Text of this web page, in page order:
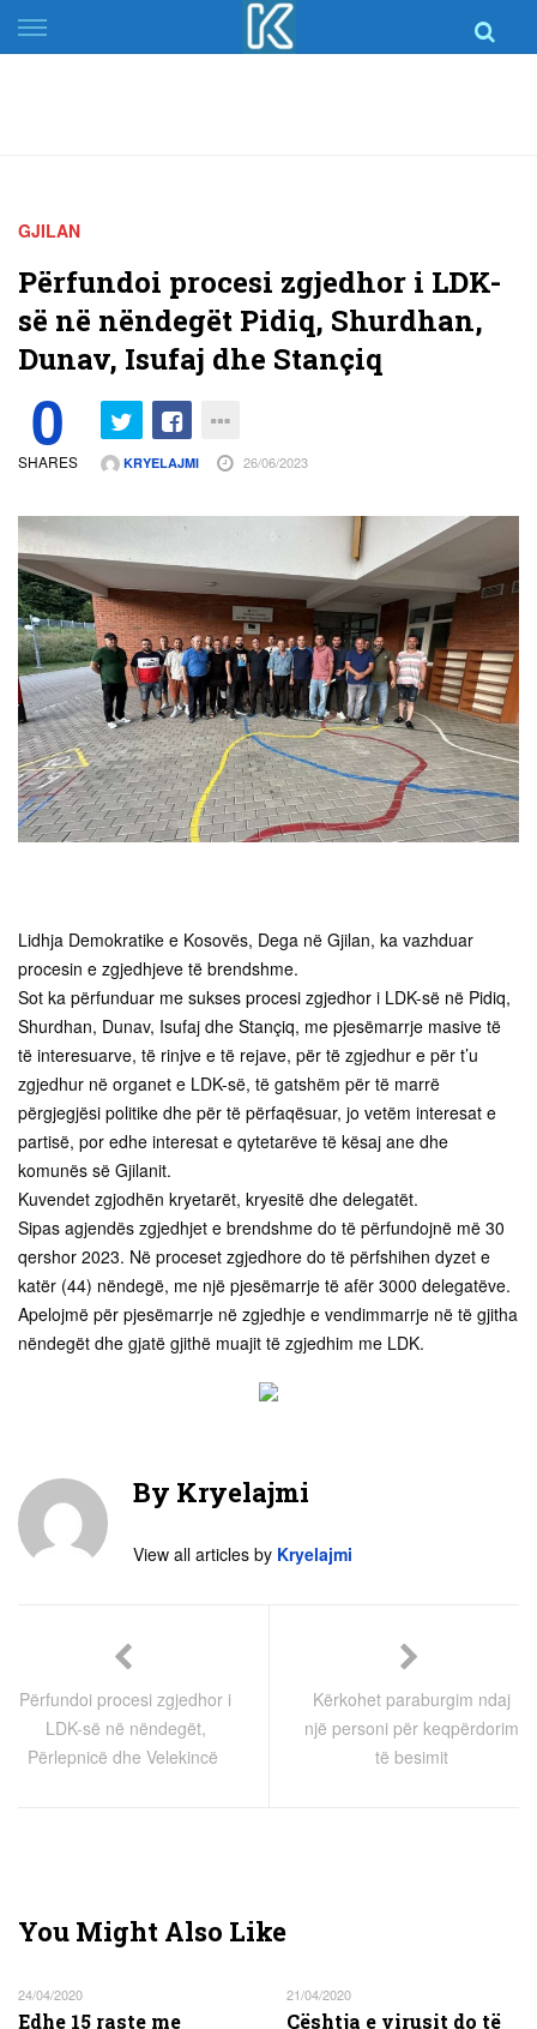
Skip
to
GJILAN
Përfundoi procesi zgjedhor i LDK-
së në nëndegët Pidiq, Shurdhan,
Dunav, Isufaj dhe Stançiq
0
SHARES KRYELAJMI 26/06/2023
Lidhja Demokratike e Kosovës, Dega në Gjilan, ka vazhduar
procesin e zgjedhjeve të brendshme.
Sot ka përfunduar me sukses procesi zgjedhor i LDK-së në Pidiq,
Shurdhan, Dunav, Isufaj dhe Stançiq, me pjesëmarrje masive të
të interesuarve, të rinjve e të rejave, për të zgjedhur e për t’u
zgjedhur në organet e LDK-së, të gatshëm për të marrë
përgjegjësi politike dhe për të përfaqësuar, jo vetëm interesat e
partisë, por edhe interesat e qytetarëve të kësaj ane dhe
komunës së Gjilanit.
Kuvendet zgjodhën kryetarët, kryesitë dhe delegatët.
Sipas agjendës zgjedhjet e brendshme do të përfundojnë më 30
qershor 2023. Në proceset zgjedhore do të përfshihen dyzet e
katër (44) nëndegë, me një pjesëmarrje të afër 3000 delegatëve.
Apelojmë për pjesëmarrje në zgjedhje e vendimmarrje në të gjitha
nëndegët dhe gjatë gjithë muajit të zgjedhim me LDK.
By Kryelajmi
View all articles by Kryelajmi
Përfundoi procesi zgjedhor i
LDK-së në nëndegët,
Përlepnicë dhe Velekincë
Kërkohet paraburgim ndaj
një personi për keqpërdorim
të besimit
You Might Also Like
24/04/2020
Edhe 15 raste me
21/04/2020
Çështja e virusit do të